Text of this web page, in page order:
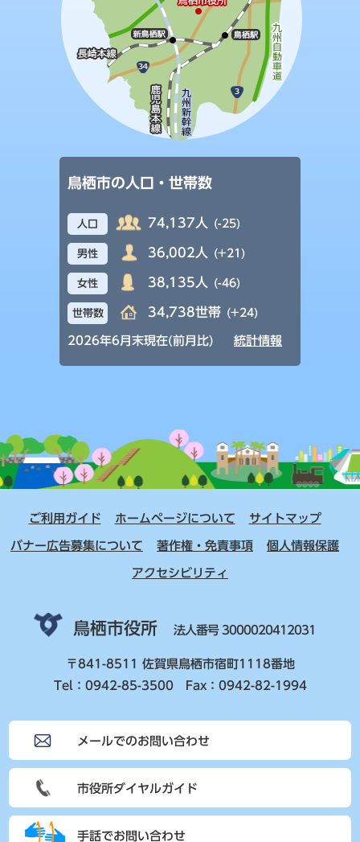
鳥栖市の人口・世帯数
人口 74,137人 (-25)
男性 36,002人 (+21)
女性 38,135人 (-46)
世帯数 34,738世帯 (+24)
2026年6月末現在(前月比) 統計情報
ご利用ガイド ホームページについて サイトマップ
バナー広告募集について 著作権・免責事項 個人情報保護
アクセシビリティ
鳥栖市役所 法人番号 3000020412031
〒841-8511 佐賀県鳥栖市宿町1118番地
Tel：0942-85-3500 Fax：0942-82-1994
メールでのお問い合わせ
市役所ダイヤルガイド
手話でお問い合わせ